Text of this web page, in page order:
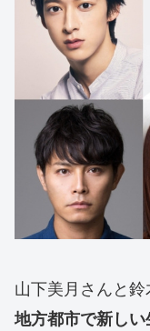
山下美月さんと鈴
地方都市で新し